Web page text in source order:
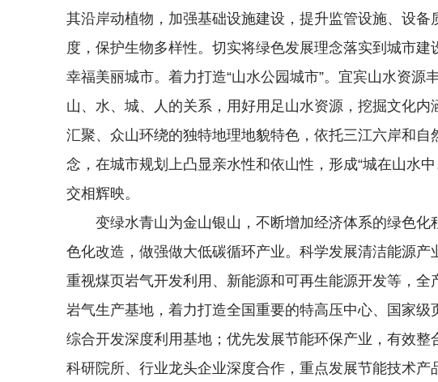
其沿岸动植物，加强基础设施建设，提升监管设施、设
度，保护生物多样性。切实将绿色发展理念落实到城市
幸福美丽城市。着力打造“山水公园城市”。宜宾山水资源
山、水、城、人的关系，用好用足山水资源，挖掘文化
汇聚、众山环绕的独特地理地貌特色，依托三江六岸和自
念，在城市规划上凸显亲水性和依山性，形成“城在山水
交相辉映。
变绿水青山为金山银山，不断增加经济体系的绿色
色化改造，做强做大低碳循环产业。科学发展清洁能源产
重视煤页岩气开发利用、新能源和可再生能源开发等，
岩气生产基地，着力打造全国重要的特高压中心、国家
综合开发深度利用基地；优先发展节能环保产业，有效
科研院所、行业龙头企业深度合作，重点发展节能技术产